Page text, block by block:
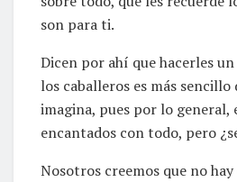
son para ti.
Dicen por ahí que hacerles
los caballeros es más sencillo
imagina, pues por lo general,
encantados con todo, pero
Nosotros creemos que no hay